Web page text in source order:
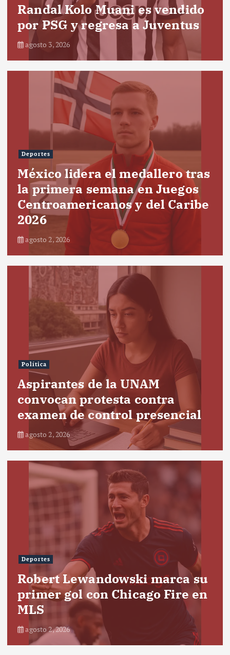
Randal Kolo Muani es vendido
por PSG y regresa a Juventus
agosto 3, 2026
Deportes
México lidera el medallero tras
la primera semana en Juegos
Centroamericanos y del Caribe
2026
agosto 2, 2026
Política
Aspirantes de la UNAM
convocan protesta contra
examen de control presencial
agosto 2, 2026
Deportes
Robert Lewandowski marca su
primer gol con Chicago Fire en
MLS
agosto 2, 2026